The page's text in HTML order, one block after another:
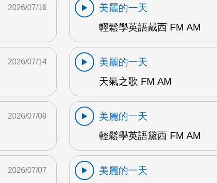
2026/07/16
美麗的一天
輕鬆學英語戴西 FM AM
2026/07/14
美麗的一天
天氣之歌 FM AM
2026/07/09
美麗的一天
輕鬆學英語黛西 FM AM
2026/07/07
美麗的一天